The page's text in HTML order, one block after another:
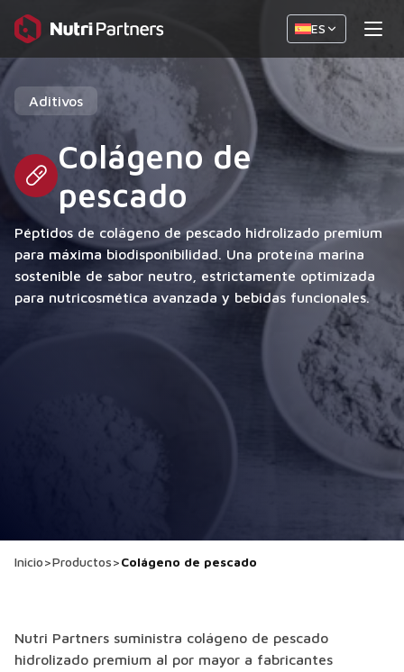
ES
Aditivos
Colágeno de
pescado
Péptidos de colágeno de pescado hidrolizado premium
para máxima biodisponibilidad. Una proteína marina
sostenible de sabor neutro, estrictamente optimizada
para nutricosmética avanzada y bebidas funcionales.
Inicio>Productos>Colágeno de pescado
Nutri Partners suministra colágeno de pescado
hidrolizado premium al por mayor a fabricantes